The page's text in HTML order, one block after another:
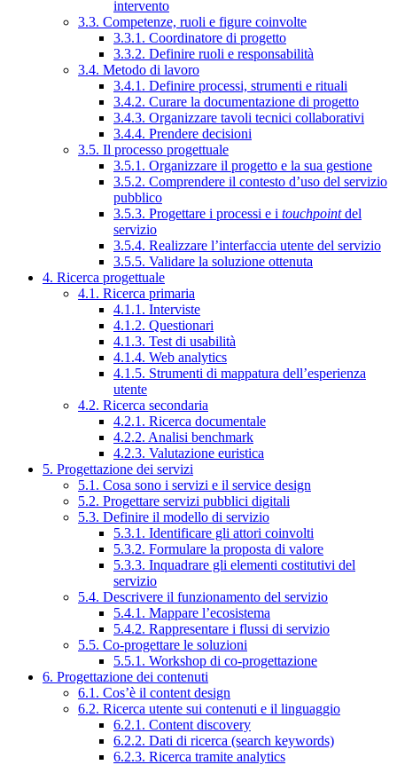
intervento
3.3. Competenze, ruoli e figure coinvolte
3.3.1. Coordinatore di progetto
3.3.2. Definire ruoli e responsabilità
3.4. Metodo di lavoro
3.4.1. Definire processi, strumenti e rituali
3.4.2. Curare la documentazione di progetto
3.4.3. Organizzare tavoli tecnici collaborativi
3.4.4. Prendere decisioni
3.5. Il processo progettuale
3.5.1. Organizzare il progetto e la sua gestione
3.5.2. Comprendere il contesto d’uso del servizio
pubblico
3.5.3. Progettare i processi e i touchpointdel
servizio
3.5.4. Realizzare l’interfaccia utente del servizio
3.5.5. Validare la soluzione ottenuta
4. Ricerca progettuale
4.1. Ricerca primaria
4.1.1. Interviste
4.1.2. Questionari
4.1.3. Test di usabilità
4.1.4. Web analytics
4.1.5. Strumenti di mappatura dell’esperienza
utente
4.2. Ricerca secondaria
4.2.1. Ricerca documentale
4.2.2. Analisi benchmark
4.2.3. Valutazione euristica
5. Progettazione dei servizi
5.1. Cosa sono i servizi e il service design
5.2. Progettare servizi pubblici digitali
5.3. Definire il modello di servizio
5.3.1. Identificare gli attori coinvolti
5.3.2. Formulare la proposta di valore
5.3.3. Inquadrare gli elementi costitutivi del
servizio
5.4. Descrivere il funzionamento del servizio
5.4.1. Mappare l’ecosistema
5.4.2. Rappresentare i flussi di servizio
5.5. Co-progettare le soluzioni
5.5.1. Workshop di co-progettazione
6. Progettazione dei contenuti
6.1. Cos’è il content design
6.2. Ricerca utente sui contenuti e il linguaggio
6.2.1. Content discovery
6.2.2. Dati di ricerca (search keywords)
6.2.3. Ricerca tramite analytics